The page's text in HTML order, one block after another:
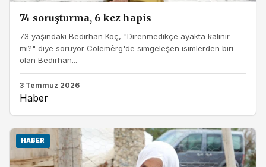
74 soruşturma, 6 kez hapis
73 yaşındaki Bedirhan Koç, "Direnmedikçe ayakta kalınır
mı?" diye soruyor Colemêrg'de simgeleşen isimlerden biri
olan Bedirhan...
3 Temmuz 2026
Haber
HABER